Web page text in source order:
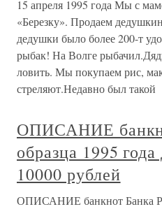
15 апреля 1995 года Мы с
«Березку». Продаем
дедушки было более 200-т
рыбак! На Волге
ловить. Мы покупаем рис,
стреляют.Недавно был такой
ОПИСАНИЕ
образца 1995
10000 рублей
ОПИСАНИЕ банкнот Банка